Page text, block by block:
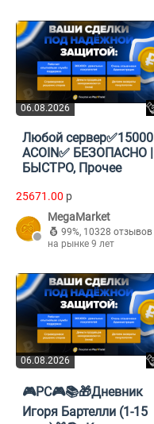
06.08.2026
Любой сервер✅15000
ACOIN✅ БЕЗОПАСНО |
БЫСТРО, Прочее
25671.00 p
MegaMarket
99%, 10328 отзывов
на рынке 9 лет
06.08.2026
🎮PC🎮📚🎁Дневник
Игоря Бартелли (1-15